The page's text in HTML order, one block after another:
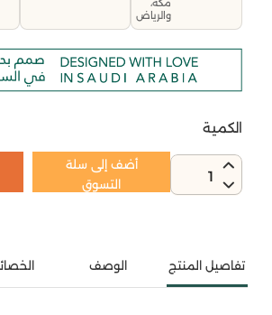
مكة،
والرياض
الكمية
1
أضف إلى سلة
التسوق
تفاصيل المنتج الوصف